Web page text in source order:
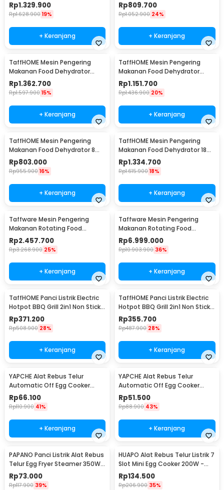
Rp1.329.900
Rp1.628.900 19%
+ Keranjang
Rp809.700
Rp1.052.900 24%
+ Keranjang
TaffHOME Mesin Pengering
Makanan Food Dehydrator
Touch Panel 18 Layer - LT65
Rp1.362.700
Rp1.597.900 15%
+ Keranjang
TaffHOME Mesin Pengering
Makanan Food Dehydrator
Touch Panel 12 Layer - LT65
Rp1.151.700
Rp1.436.900 20%
+ Keranjang
TaffHOME Mesin Pengering
Makanan Food Dehydrator 8
Layer 220V 400W - LT70
Rp803.000
Rp955.900 16%
+ Keranjang
TaffHOME Mesin Pengering
Makanan Food Dehydrator 18
Layer 220V 800W - LT75
Rp1.334.700
Rp1.615.900 18%
+ Keranjang
Taffware Mesin Pengering
Makanan Rotating Food
Dehydrator 1Layer 1600W - LT80
Rp2.457.700
Rp3.268.900 25%
+ Keranjang
Taffware Mesin Pengering
Makanan Rotating Food
Dehydrator 40 Layer - LT85
Rp6.999.000
Rp10.903.900 36%
+ Keranjang
TaffHOME Panci Listrik Electric
Hotpot BBQ Grill 2in1 Non Stick
1300W - DYG-03
Rp371.200
Rp508.900 28%
+ Keranjang
TaffHOME Panci Listrik Electric
Hotpot BBQ Grill 2in1 Non Stick
1300W - DYG-05
Rp355.700
Rp487.900 28%
+ Keranjang
YAPCHE Alat Rebus Telur
Automatic Off Egg Cooker
220V 3 Layer - BN-30
Rp66.100
Rp110.900 41%
+ Keranjang
YAPCHE Alat Rebus Telur
Automatic Off Egg Cooker
220V 2 Layer - BN-30
Rp51.500
Rp88.900 43%
+ Keranjang
PAPANO Panci Listrik Alat Rebus
Telur Egg Fryer Steamer 350W -
DS-D10
Rp73.000
Rp117.900 39%
HUAPO Alat Rebus Telur Listrik 7
Slot Mini Egg Cooker 200W -
ZDQ-FX04
Rp134.500
Rp206.900 35%